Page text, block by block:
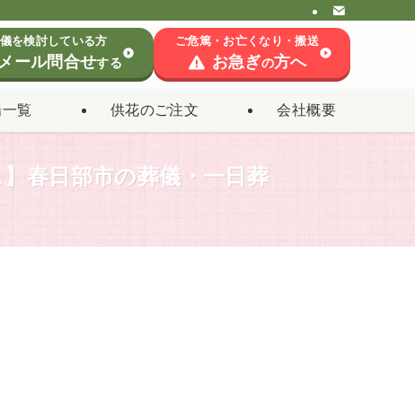
覧 供花のご注文 会社概要
を検討している方
ール問合せする
ご危篤・お亡くなり・搬送
お急ぎの方へ
春日部市の葬儀・一日葬